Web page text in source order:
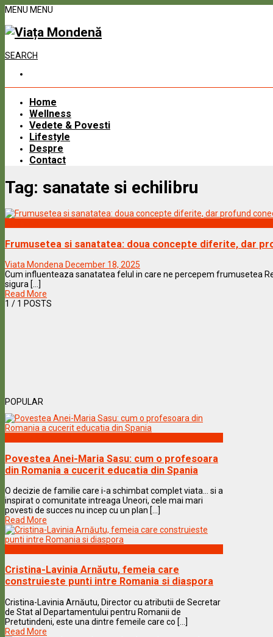
MENU MENU
SEARCH
Home
Wellness
Vedete & Povesti
Lifestyle
Despre
Contact
Tag: sanatate si echilibru
Frumusetea si sanatatea: doua concepte diferite, dar
Viata Mondena December 18, 2025
Cum influenteaza sanatatea felul in care ne percepem frumusetea
sigura [...]
Read More
1 / 1 POSTS
POPULAR
Povestea Anei-Maria Sasu: cum o profesoara
din Romania a cucerit educatia din Spania
O decizie de familie care i-a schimbat complet viata… si a
inspirat o comunitate intreaga Uneori, cele mai mari
povesti de succes nu incep cu un plan [...]
Read More
Cristina-Lavinia Arnăutu, femeia care
construieste punti intre Romania si diaspora
Cristina-Lavinia Arnăutu, Director cu atributii de Secretar
de Stat al Departamentului pentru Romanii de
Pretutindeni, este una dintre femeile care co [...]
Read More